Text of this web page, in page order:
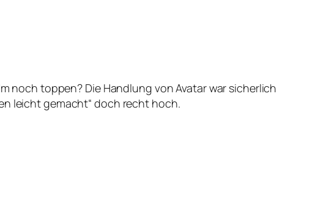
noch toppen? Die Handlung von Avatar war sicherlich
leicht gemacht“ doch recht hoch.